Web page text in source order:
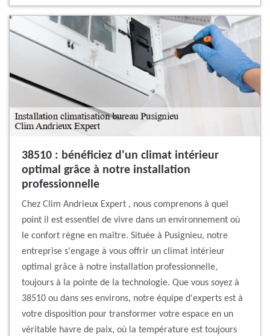
38510 : bénéficiez d'un climat intérieur
optimal grâce à notre installation
professionnelle
Chez Clim Andrieux Expert , nous comprenons à quel
point il est essentiel de vivre dans un environnement où
le confort règne en maître. Située à Pusignieu, notre
entreprise s'engage à vous offrir un climat intérieur
optimal grâce à notre installation professionnelle,
toujours à la pointe de la technologie. Que vous soyez à
38510 ou dans ses environs, notre équipe d'experts est à
votre disposition pour transformer votre espace en un
véritable havre de paix, où la température est toujours